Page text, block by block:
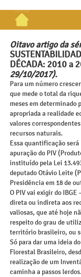
artigos
projetos
publicações
galeria
contato
Oitavo artigo da
DÉCADA: 2010 a
29/10/2017).
Para um número
que mede o total da
meses em determinado
apropriada a realidade
valores
recursos naturais.
Essa quantificação
apuração do PIV
instituído pela Lei
deputado Otávio Leite
Presidência em 18 de
O PIV vai exigir do
direta ou indireta aos
valiosas, que até hoje
respeito do grau de
território brasileiro, ou
Só para dar uma ideia
Florestal Brasileiro,
realização de um
caminha a passos lerdos.